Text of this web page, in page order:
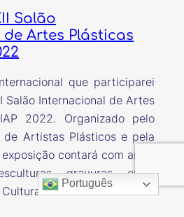
Salão
Artes Plásticas
que participarei
Salão Internacional de Artes
2022. Organizado pelo
de Artistas Plásticos e pela
contará com artes
gravuras, entre
Lauro Monteiro de
Português